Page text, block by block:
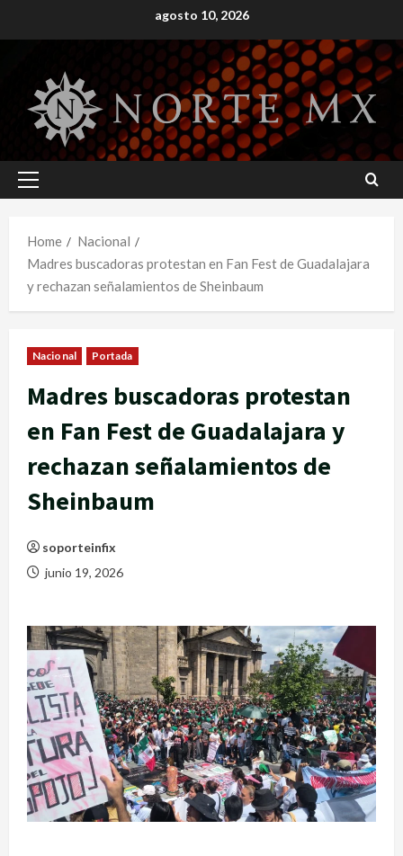
to
agosto 10, 2026
Primary
Home
Nacional
Madres buscadoras protestan en Fan Fest de Guadalajara
y rechazan señalamientos de Sheinbaum
Nacional Portada
Madres buscadoras protestan
en Fan Fest de Guadalajara y
rechazan señalamientos de
Sheinbaum
soporteinfix
junio 19, 2026